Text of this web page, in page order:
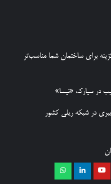
برای ساختمان شما مناسب‌تر
در سیارک «نیسا»
در شبکه ریلی کشور